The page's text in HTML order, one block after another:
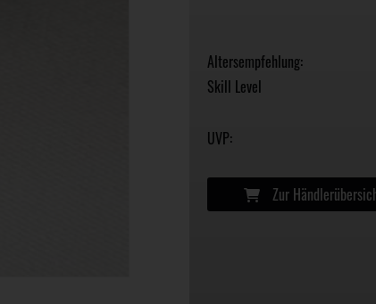
Altersempfehlung:
Skill Level
UVP:
Zur